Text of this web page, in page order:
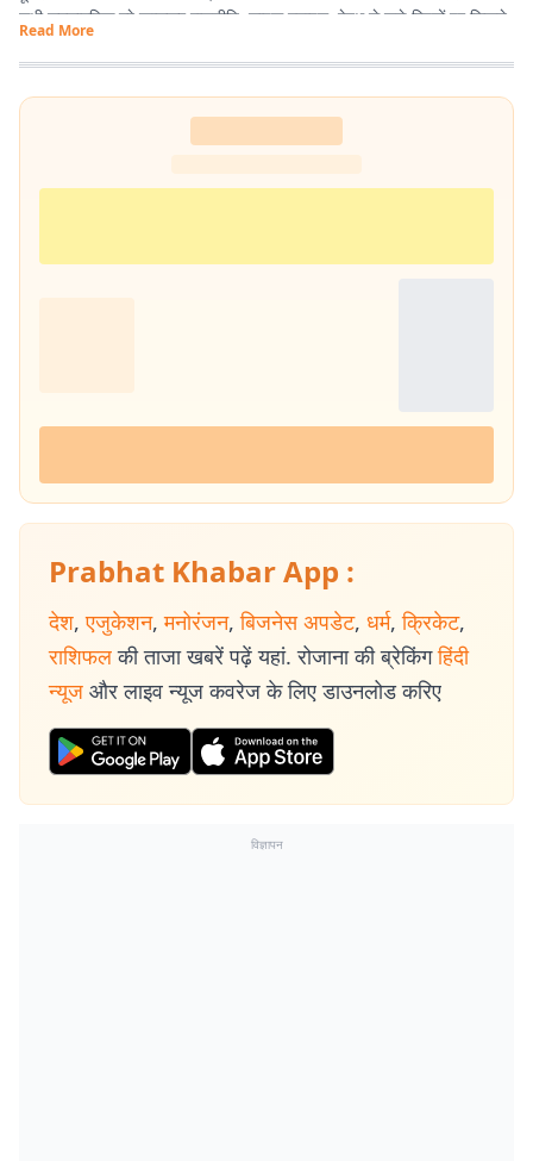
सभी समसामयिक मुद्दे खासकर राजनीति, लाइफ स्टाइल, हेल्थ से जुड़े विषयों पर लिखने
और पढ़ने में गहरी रुचि है. तीन साल से अधिक समय से झारखंड डेस्क पर काम कर रहा
हूं. फिर लंबे समय तक लाइफ स्टाइल के क्षेत्र में भी काम किया हूं. इसके अलावा स्पोर्ट्स
में भी गहरी रुचि है.
Read More
Prabhat Khabar App :
देश, एजुकेशन, मनोरंजन, बिजनेस अपडेट, धर्म, क्रिकेट,
राशिफल की ताजा खबरें पढ़ें यहां. रोजाना की ब्रेकिंग हिंदी
न्यूज और लाइव न्यूज कवरेज के लिए डाउनलोड करिए
विज्ञापन